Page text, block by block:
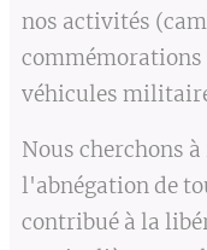
nos activités
commémorations
véhicules
Nous cherchons
l'abnégation de
contribué à la